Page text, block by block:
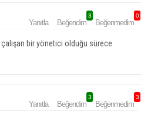
Yanıtla Beğendim
3
Beğenmedim
0
çalışan bir yönetici olduğu sürece
Yanıtla Beğendim
3
Beğenmedim
3